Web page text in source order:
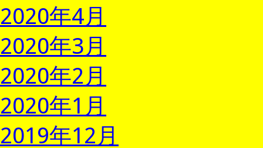
2020年4月
2020年3月
2020年2月
2020年1月
2019年12月